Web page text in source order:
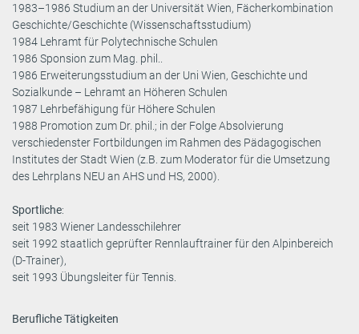
1983–1986 Studium an der Universität Wien, Fächerkombination
Geschichte/Geschichte (Wissenschaftsstudium)
1984 Lehramt für Polytechnische Schulen
1986 Sponsion zum Mag. phil..
1986 Erweiterungsstudium an der Uni Wien, Geschichte und
Sozialkunde – Lehramt an Höheren Schulen
1987 Lehrbefähigung für Höhere Schulen
1988 Promotion zum Dr. phil.; in der Folge Absolvierung
verschiedenster Fortbildungen im Rahmen des Pädagogischen
Institutes der Stadt Wien (z.B. zum Moderator für die Umsetzung
des Lehrplans NEU an AHS und HS, 2000).
Sportliche:
seit 1983 Wiener Landesschilehrer
seit 1992 staatlich geprüfter Rennlauftrainer für den Alpinbereich
(D-Trainer),
seit 1993 Übungsleiter für Tennis.
Berufliche Tätigkeiten